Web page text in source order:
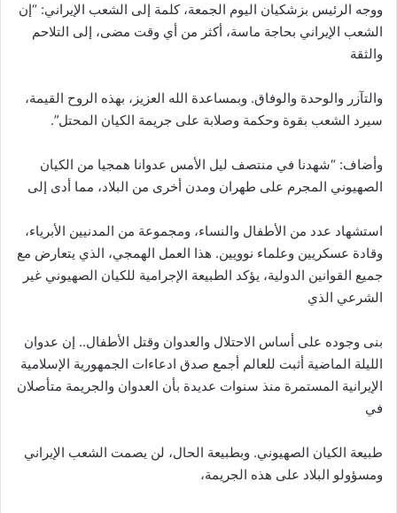
ووجه الرئيس بزشكيان اليوم الجمعة، كلمة إلى الشعب الإيراني: “إن
الشعب الإيراني بحاجة ماسة، أكثر من أي وقت مضى، إلى التلاحم
والثقة
والتآزر والوحدة والوفاق. وبمساعدة الله العزيز، بهذه الروح القيمة،
سيرد الشعب بقوة وحكمة وصلابة على جريمة الكيان المحتل”.
وأضاف: “شهدنا في منتصف ليل الأمس عدوانا همجيا من الكيان
الصهيوني المجرم على طهران ومدن أخرى من البلاد، مما أدى إلى
استشهاد عدد من الأطفال والنساء، ومجموعة من المدنيين الأبرياء،
وقادة عسكريين وعلماء نوويين. هذا العمل الهمجي، الذي يتعارض مع
جميع القوانين الدولية، يؤكد الطبيعة الإجرامية للكيان الصهيوني غير
الشرعي الذي
بنى وجوده على أساس الاحتلال والعدوان وقتل الأطفال.. إن عدوان
الليلة الماضية أثبت للعالم أجمع صدق ادعاءات الجمهورية الإسلامية
الإيرانية المستمرة منذ سنوات عديدة بأن العدوان والجريمة متأصلان
في
طبيعة الكيان الصهيوني. وبطبيعة الحال، لن يصمت الشعب الإيراني
ومسؤولو البلاد على هذه الجريمة،